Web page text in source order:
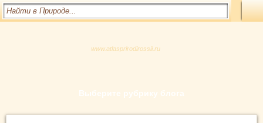
www.atlasprirodirossii.ru
Выберите рубрику блога